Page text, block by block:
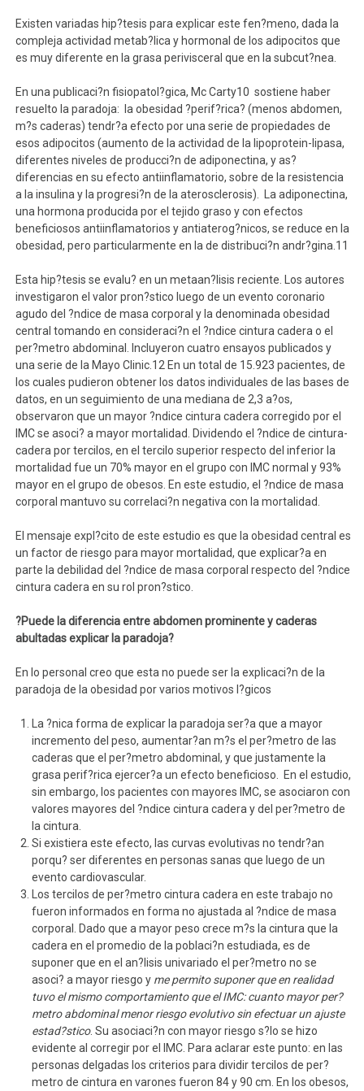
Existen variadas hip?tesis para explicar este fen?meno, dada la
compleja actividad metab?lica y hormonal de los adipocitos que
es muy diferente en la grasa perivisceral que en la subcut?nea.
En una publicaci?n fisiopatol?gica, Mc Carty10 sostiene haber
resuelto la paradoja: la obesidad ?perif?rica? (menos abdomen,
m?s caderas) tendr?a efecto por una serie de propiedades de
esos adipocitos (aumento de la actividad de la lipoprotein-lipasa,
diferentes niveles de producci?n de adiponectina, y as?
diferencias en su efecto antiinflamatorio, sobre de la resistencia
a la insulina y la progresi?n de la aterosclerosis). La adiponectina,
una hormona producida por el tejido graso y con efectos
beneficiosos antiinflamatorios y antiaterog?nicos, se reduce en la
obesidad, pero particularmente en la de distribuci?n andr?gina.11
Esta hip?tesis se evalu? en un metaan?lisis reciente. Los autores
investigaron el valor pron?stico luego de un evento coronario
agudo del ?ndice de masa corporal y la denominada obesidad
central tomando en consideraci?n el ?ndice cintura cadera o el
per?metro abdominal. Incluyeron cuatro ensayos publicados y
una serie de la Mayo Clinic.12 En un total de 15.923 pacientes, de
los cuales pudieron obtener los datos individuales de las bases de
datos, en un seguimiento de una mediana de 2,3 a?os,
observaron que un mayor ?ndice cintura cadera corregido por el
IMC se asoci? a mayor mortalidad. Dividendo el ?ndice de cintura-
cadera por tercilos, en el tercilo superior respecto del inferior la
mortalidad fue un 70% mayor en el grupo con IMC normal y 93%
mayor en el grupo de obesos. En este estudio, el ?ndice de masa
corporal mantuvo su correlaci?n negativa con la mortalidad.
El mensaje expl?cito de este estudio es que la obesidad central es
un factor de riesgo para mayor mortalidad, que explicar?a en
parte la debilidad del ?ndice de masa corporal respecto del ?ndice
cintura cadera en su rol pron?stico.
?Puede la diferencia entre abdomen prominente y caderas
abultadas explicar la paradoja?
En lo personal creo que esta no puede ser la explicaci?n de la
paradoja de la obesidad por varios motivos l?gicos
La ?nica forma de explicar la paradoja ser?a que a mayor
incremento del peso, aumentar?an m?s el per?metro de las
caderas que el per?metro abdominal, y que justamente la
grasa perif?rica ejercer?a un efecto beneficioso. En el estudio,
sin embargo, los pacientes con mayores IMC, se asociaron con
valores mayores del ?ndice cintura cadera y del per?metro de
la cintura.
Si existiera este efecto, las curvas evolutivas no tendr?an
porqu? ser diferentes en personas sanas que luego de un
evento cardiovascular.
Los tercilos de per?metro cintura cadera en este trabajo no
fueron informados en forma no ajustada al ?ndice de masa
corporal. Dado que a mayor peso crece m?s la cintura que la
cadera en el promedio de la poblaci?n estudiada, es de
suponer que en el an?lisis univariado el per?metro no se
asoci? a mayor riesgo y me permito suponer que en realidad
tuvo el mismo comportamiento que el IMC: cuanto mayor per?
metro abdominal menor riesgo evolutivo sin efectuar un ajuste
estad?stico. Su asociaci?n con mayor riesgo s?lo se hizo
evidente al corregir por el IMC. Para aclarar este punto: en las
personas delgadas los criterios para dividir tercilos de per?
metro de cintura en varones fueron 84 y 90 cm. En los obesos,